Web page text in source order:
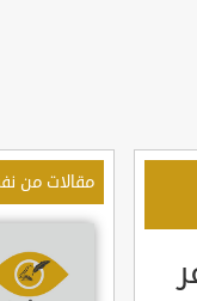
مقالات من